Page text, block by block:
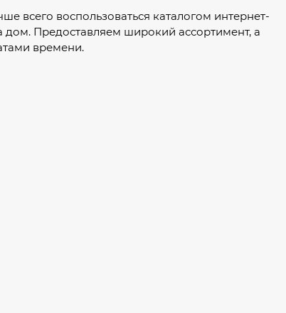
всего воспользоваться каталогом интернет-
дом. Предоставляем широкий ассортимент, а
времени.